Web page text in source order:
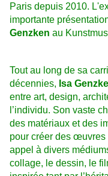
Paris depuis 2010.
importante
Genzken au
Tout au long de sa
décennies, Isa
entre art, design,
l’individu. Son vaste
des matériaux et des
pour créer des œuvres
appel à divers
collage, le dessin, le